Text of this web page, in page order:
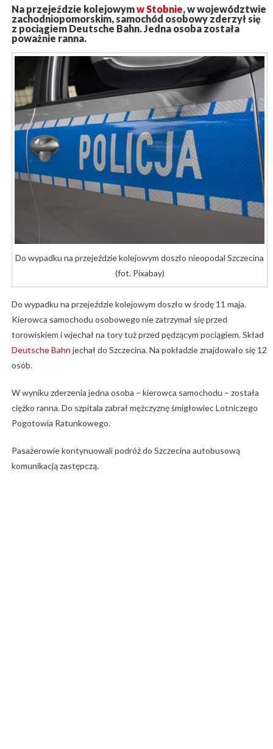
Na przejeździe kolejowymw Stobnie, w województwie
zachodniopomorskim, samochód osobowy zderzył się
z pociągiem Deutsche Bahn. Jedna osoba została
poważnie ranna.
Do wypadku na przejeździe kolejowym doszło nieopodal Szczecina
(fot. Pixabay)
Do wypadku na przejeździe kolejowym doszło w środę 11 maja.
Kierowca samochodu osobowego nie zatrzymał się przed
torowiskiem i wjechał na tory tuż przed pędzącym pociągiem. Skład
Deutsche Bahn jechał do Szczecina. Na pokładzie znajdowało się 12
osób.
W wyniku zderzenia jedna osoba – kierowca samochodu – została
ciężko ranna. Do szpitala zabrał mężczyznę śmigłowiec Lotniczego
Pogotowia Ratunkowego.
Pasażerowie kontynuowali podróż do Szczecina autobusową
komunikacją zastępczą.